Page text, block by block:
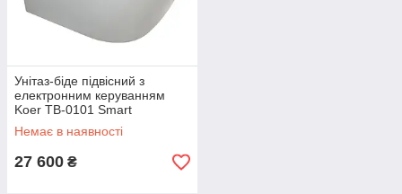
Унітаз-біде підвісний з
електронним керуванням
Koer TB-0101 Smart
590x375x335mm (KR6117)
Немає в наявності
27 600 ₴